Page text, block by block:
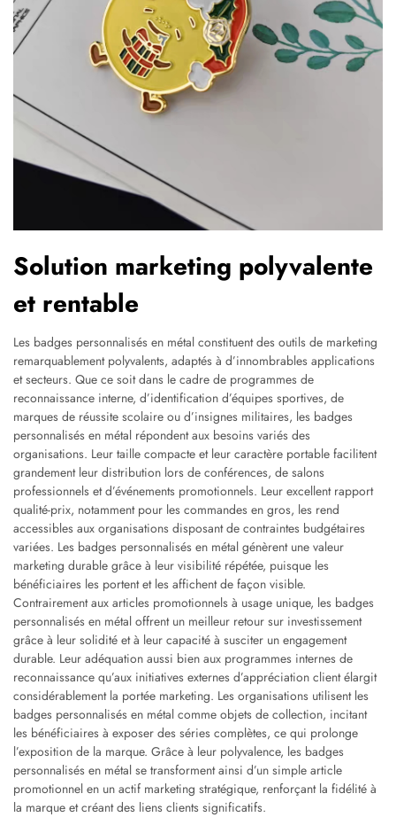
Solution marketing polyvalente
et rentable
Les badges personnalisés en métal constituent des outils de marketing
remarquablement polyvalents, adaptés à d’innombrables applications
et secteurs. Que ce soit dans le cadre de programmes de
reconnaissance interne, d’identification d’équipes sportives, de
marques de réussite scolaire ou d’insignes militaires, les badges
personnalisés en métal répondent aux besoins variés des
organisations. Leur taille compacte et leur caractère portable facilitent
grandement leur distribution lors de conférences, de salons
professionnels et d’événements promotionnels. Leur excellent rapport
qualité-prix, notamment pour les commandes en gros, les rend
accessibles aux organisations disposant de contraintes budgétaires
variées. Les badges personnalisés en métal génèrent une valeur
marketing durable grâce à leur visibilité répétée, puisque les
bénéficiaires les portent et les affichent de façon visible.
Contrairement aux articles promotionnels à usage unique, les badges
personnalisés en métal offrent un meilleur retour sur investissement
grâce à leur solidité et à leur capacité à susciter un engagement
durable. Leur adéquation aussi bien aux programmes internes de
reconnaissance qu’aux initiatives externes d’appréciation client élargit
considérablement la portée marketing. Les organisations utilisent les
badges personnalisés en métal comme objets de collection, incitant
les bénéficiaires à exposer des séries complètes, ce qui prolonge
l’exposition de la marque. Grâce à leur polyvalence, les badges
personnalisés en métal se transforment ainsi d’un simple article
promotionnel en un actif marketing stratégique, renforçant la fidélité à
la marque et créant des liens clients significatifs.